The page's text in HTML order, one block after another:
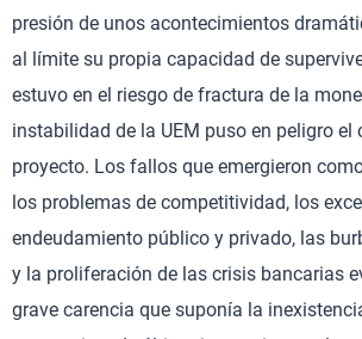
presión de unos acontecimientos
al límite su propia capacidad de
estuvo en el riesgo de fractura de la
instabilidad de la UEM puso en peligro el
proyecto. Los fallos que emergieron
los problemas de competitividad, los
endeudamiento público y privado, las
y la proliferación de las crisis bancarias
grave carencia que suponía la